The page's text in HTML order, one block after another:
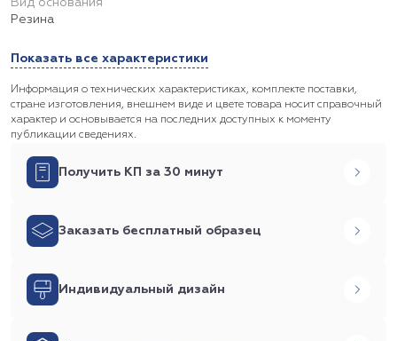
Вид основания
Резина
Показать все характеристики
Информация о технических характеристиках, комплекте поставки,
стране изготовления, внешнем виде и цвете товара носит справочный
характер и основывается на последних доступных к моменту
публикации сведениях.
Получить КП за 30 минут
Заказать бесплатный образец
Индивидуальный дизайн